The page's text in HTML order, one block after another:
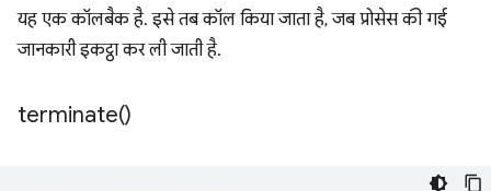
यह एक कॉलबैक है. इसे तब कॉल किया जाता है, जब प्रोसेस की गई
जानकारी इकट्ठा कर ली जाती है.
terminate()